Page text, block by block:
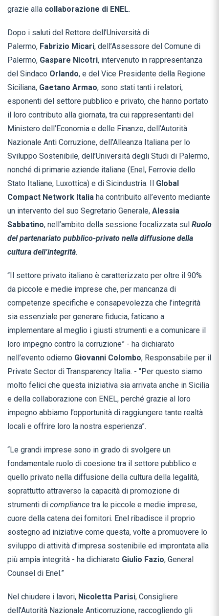
grazie alla collaborazione di ENEL.
Dopo i saluti del Rettore dell’Università di
Palermo, Fabrizio Micari, dell’Assessore del Comune di
Palermo, Gaspare Nicotri, intervenuto in rappresentanza
del Sindaco Orlando, e del Vice Presidente della Regione
Siciliana, Gaetano Armao, sono stati tanti i relatori,
esponenti del settore pubblico e privato, che hanno portato
il loro contributo alla giornata, tra cui rappresentanti del
Ministero dell’Economia e delle Finanze, dell’Autorità
Nazionale Anti Corruzione, dell’Alleanza Italiana per lo
Sviluppo Sostenibile, dell’Università degli Studi di Palermo,
nonché di primarie aziende italiane (Enel, Ferrovie dello
Stato Italiane, Luxottica) e di Sicindustria. Il Global
Compact Network Italia ha contribuito all’evento mediante
un intervento del suo Segretario Generale, Alessia
Sabbatino, nell’ambito della sessione focalizzata sul Ruolo
del partenariato pubblico-privato nella diffusione della
cultura dell’integrità.
“Il settore privato italiano è caratterizzato per oltre il 90%
da piccole e medie imprese che, per mancanza di
competenze specifiche e consapevolezza che l’integrità
sia essenziale per generare fiducia, faticano a
implementare al meglio i giusti strumenti e a comunicare il
loro impegno contro la corruzione” - ha dichiarato
nell’evento odierno Giovanni Colombo, Responsabile per il
Private Sector di Transparency Italia. - “Per questo siamo
molto felici che questa iniziativa sia arrivata anche in Sicilia
e della collaborazione con ENEL, perché grazie al loro
impegno abbiamo l’opportunità di raggiungere tante realtà
locali e offrire loro la nostra esperienza”.
“Le grandi imprese sono in grado di svolgere un
fondamentale ruolo di coesione tra il settore pubblico e
quello privato nella diffusione della cultura della legalità,
soprattutto attraverso la capacità di promozione di
strumenti di compliance tra le piccole e medie imprese,
cuore della catena dei fornitori. Enel ribadisce il proprio
sostegno ad iniziative come questa, volte a promuovere lo
sviluppo di attività d’impresa sostenibile ed improntata alla
più ampia integrità - ha dichiarato Giulio Fazio, General
Counsel di Enel.”
Nel chiudere i lavori, Nicoletta Parisi, Consigliere
dell’Autorità Nazionale Anticorruzione, raccogliendo gli